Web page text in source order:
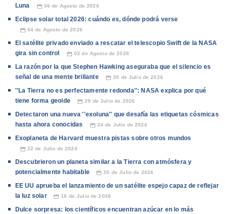
Luna
📅 06 de Agosto de 2026
Eclipse solar total 2026: cuándo es, dónde podrá verse
📅 04 de Agosto de 2026
El satélite privado enviado a rescatar el telescopio Swift de la NASA
gira sin control
📅 03 de Agosto de 2026
La razón por la que Stephen Hawking aseguraba que el silencio es
señal de una mente brillante
📅 30 de Julio de 2026
''La Tierra no es perfectamente redonda'': NASA explica por qué
tiene forma geoide
📅 29 de Julio de 2026
Detectaron una nueva ''exoluna'' que desafía las etiquetas cósmicas
hasta ahora conocidas
📅 24 de Julio de 2026
Exoplaneta de Harvard muestra pistas sobre otros mundos
📅 22 de Julio de 2026
Descubrieron un planeta similar a la Tierra con atmósfera y
potencialmente habitable
📅 20 de Julio de 2026
EE UU aprueba el lanzamiento de un satélite espejo capaz de reflejar
la luz solar
📅 16 de Julio de 2026
Dulce sorpresa: los científicos encuentran azúcar en lo más